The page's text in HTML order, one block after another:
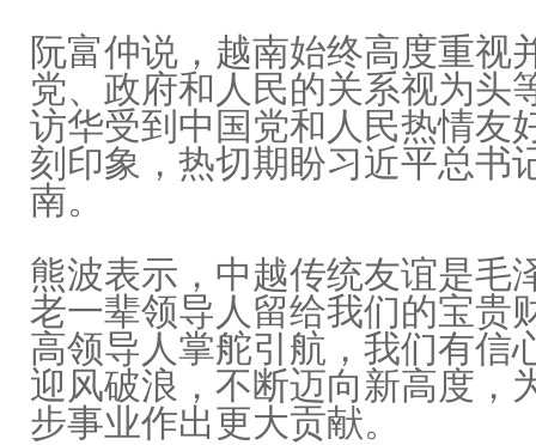
阮富仲说，越南始终高度重视
党、政府和人民的关系视为头
访华受到中国党和人民热情友
刻印象，热切期盼习近平总书
南。
熊波表示，中越传统友谊是毛
老一辈领导人留给我们的宝贵
高领导人掌舵引航，我们有信
迎风破浪，不断迈向新高度，
步事业作出更大贡献。